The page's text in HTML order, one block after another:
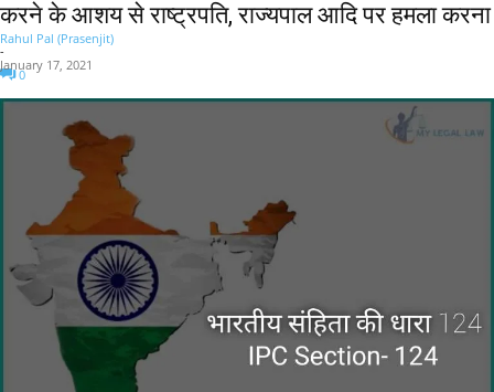
करने के आशय से राष्ट्रपति, राज्यपाल आदि पर हमला करना
Rahul Pal (Prasenjit)
-
January 17, 2021
0